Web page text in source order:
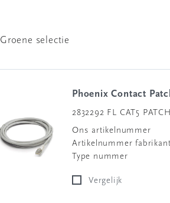
Groene selectie
Phoenix Contact
2832292 FL CAT5
Ons artikelnummer
Artikelnummer fabrikant
Type nummer
Vergelijk